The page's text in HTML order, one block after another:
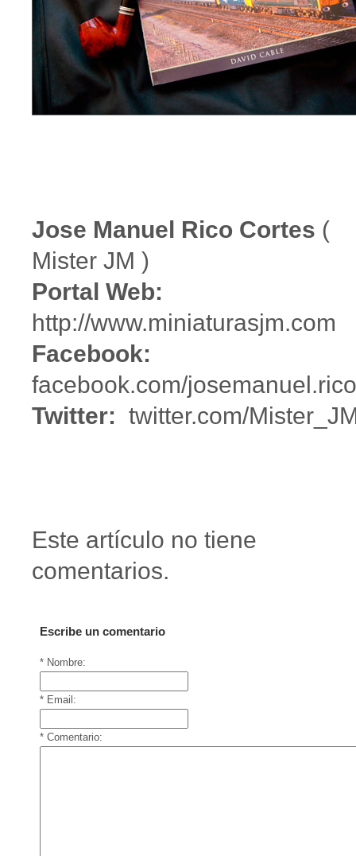
Jose Manuel Rico Cortes (
Mister JM )
Portal Web:
http://www.miniaturasjm.com
Facebook:
facebook.com/
Twitter: twitter.com/
Este artículo no tiene
comentarios.
Escribe un comentario
* Nombre:
* Email:
* Comentario: